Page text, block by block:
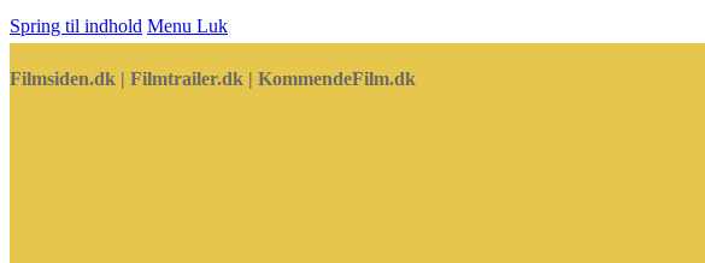
Spring til indhold Menu Luk
Filmsiden.dk | Filmtrailer.dk | KommendeFilm.dk